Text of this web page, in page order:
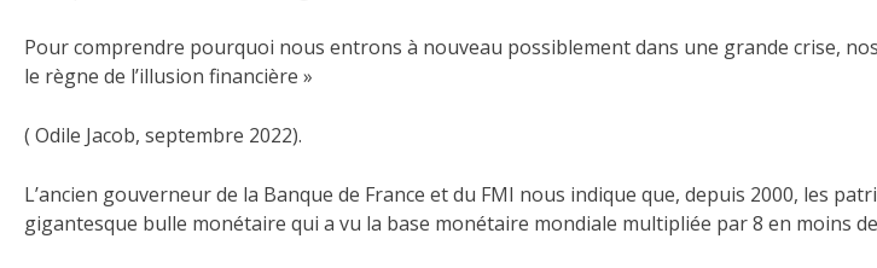
Pour comprendre pourquoi nous entrons à nouveau possiblement dans une grande crise,
le règne de l’illusion financière »
( Odile Jacob, septembre 2022).
L’ancien gouverneur de la Banque de France et du FMI nous indique que, depuis 2000, les
gigantesque bulle monétaire qui a vu la base monétaire mondiale multipliée par 8 en moins